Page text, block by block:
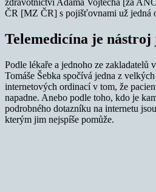
ČR [MZ ČR] s pojišťovnami už jedná
Telemedicína je
Podle lékaře a jednoho ze zakladatelů
Tomáše Šebka spočívá jedna z
internetových ordinací v tom, že
napadne. Anebo podle toho, kdo je
podrobného dotazníku na internetu
kterým jim nejspíše pomůže.